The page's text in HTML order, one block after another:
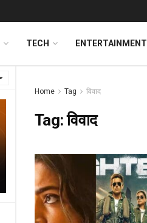
TECH ENTERTAINMENT
Home Tag विवाद
Tag:विवाद